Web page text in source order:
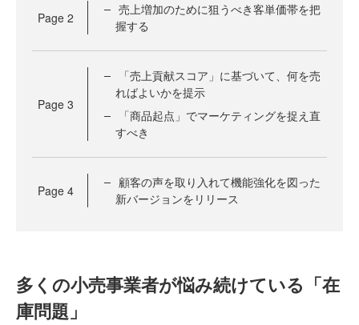
Page 2
売上増加のために狙うべき客単価帯を把
握する
Page 3
「売上貢献スコア」に基づいて、何を売
ればよいかを提示
「商品起点」でマーケティングを捉え直
すべき
Page 4
顧客の声を取り入れて機能強化を図った
新バージョンをリリース
多くの小売事業者が悩み続けている「在
庫問題」